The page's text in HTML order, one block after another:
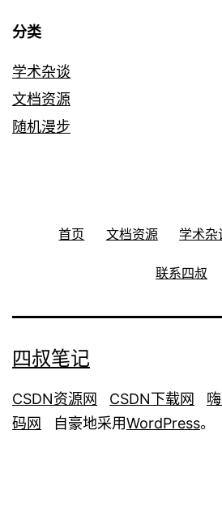
分类
学术杂谈
文档资源
随机漫步
首页 文档资源 学术杂
联系四叔
四叔笔记
CSDN资源网 CSDN下载网
码网 自豪地采用WordPress。